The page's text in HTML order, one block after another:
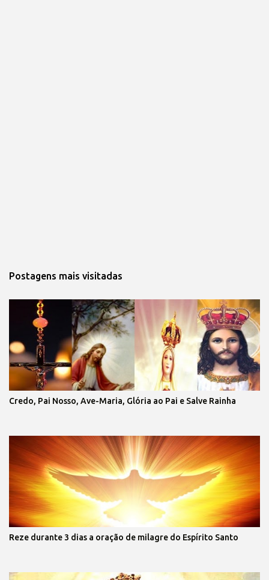
Postagens mais visitadas
Credo, Pai Nosso, Ave-Maria, Glória ao Pai e Salve Rainha
Reze durante 3 dias a oração de milagre do Espírito Santo